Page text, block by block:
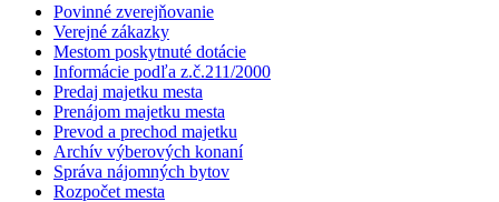
Povinné zverejňovanie
Verejné zákazky
Mestom poskytnuté dotácie
Informácie podľa z.č.211/2000
Predaj majetku mesta
Prenájom majetku mesta
Prevod a prechod majetku
Archív výberových konaní
Správa nájomných bytov
Rozpočet mesta